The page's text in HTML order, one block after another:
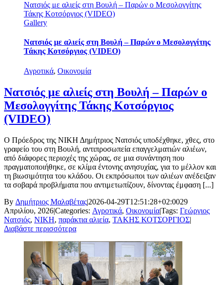
Νατσιός με αλιείς στη Βουλή – Παρών ο Μεσολογγίτης
Τάκης Κοτσόργιος (VIDEO)
Gallery
Νατσιός με αλιείς στη Βουλή – Παρών ο Μεσολογγίτης
Τάκης Κοτσόργιος (VIDEO)
Αγροτικά, Οικονομία
Νατσιός με αλιείς στη Βουλή – Παρών ο
Μεσολογγίτης Τάκης Κοτσόργιος
(VIDEO)
Ο Πρόεδρος της ΝΙΚΗ Δημήτριος Νατσιός υποδέχθηκε, χθες, στο
γραφείο του στη Βουλή, αντιπροσωπεία επαγγελματιών αλιέων,
από διάφορες περιοχές της χώρας, σε μια συνάντηση που
πραγματοποιήθηκε, σε κλίμα έντονης ανησυχίας, για το μέλλον και
τη βιωσιμότητα του κλάδου. Οι εκπρόσωποι των αλιέων ανέδειξαν
τα σοβαρά προβλήματα που αντιμετωπίζουν, δίνοντας έμφαση [...]
By Δημήτριος Μαλαβέτας|2026-04-29T12:51:28+02:0029
Απριλίου, 2026|Categories: Αγροτικά, Οικονομία|Tags: Γεώργιος
Νατσιός, ΝΙΚΗ, παράκτια αλιεία, ΤΑΚΗΣ ΚΟΤΣΟΡΓΙΟΣ|
Διαβάστε περισσότερα